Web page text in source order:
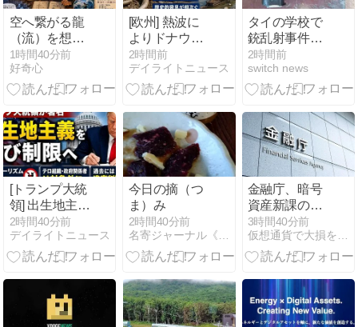
空へ繋がる龍
（流）を想う
そして蜂子皇
子は東北へ
1時間40分前
好奇心
[欧州] 熱波に
よりドナウ川
では深刻な水
位低下が発
生・川底から
や軍艦などが
発見！
2時間前
デイライトニュース
タイの学校で
銃乱射事件が
発生、中学生
の生徒が8人
を殺害
2時間前
switch news
[トランプ大統
領] 出生地主義
を制限する新
たな大統領令
に署名・不正
2時間40分前
デイライトニュース
今日の摘（つ
ま）み
2時間40分前
名寄ジャーナル《日本の操縦法》
金融庁、暗号
資産新課のト
ップに安富氏
3時間40分前
仮想通貨で大損を避け、副業で稼ぐためのMoneyまとめ情報館